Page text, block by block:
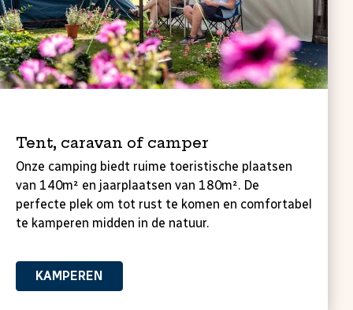
Tent, caravan of camper
Onze camping biedt ruime toeristische plaatsen
van 140m² en jaarplaatsen van 180m². De
perfecte plek om tot rust te komen en comfortabel
te kamperen midden in de natuur.
KAMPEREN